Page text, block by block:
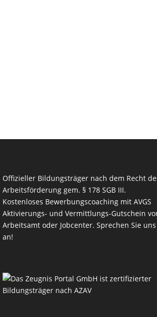
Offizieller Bildungsträger nach dem Recht
Arbeitsförderung gem. § 178 SGB III.
Kostenloses Bewerbungscoaching mit AVGS
Aktivierungs- und Vermittlungs-Gutschein
Arbeitsamt oder Jobcenter. Sprechen Sie uns
an!